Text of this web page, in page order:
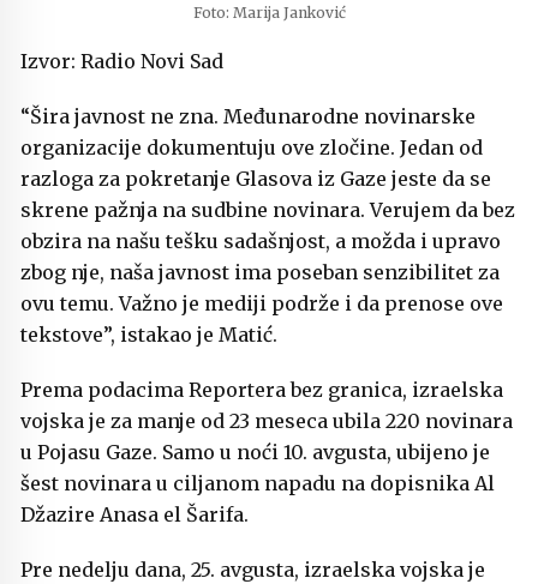
Foto: Marija Janković
Izvor: Radio Novi Sad
“Šira javnost ne zna. Međunarodne novinarske
organizacije dokumentuju ove zločine. Jedan od
razloga za pokretanje Glasova iz Gaze jeste da se
skrene pažnja na sudbine novinara. Verujem da bez
obzira na našu tešku sadašnjost, a možda i upravo
zbog nje, naša javnost ima poseban senzibilitet za
ovu temu. Važno je mediji podrže i da prenose ove
tekstove”, istakao je Matić.
Prema podacima Reportera bez granica, izraelska
vojska je za manje od 23 meseca ubila 220 novinara
u Pojasu Gaze. Samo u noći 10. avgusta, ubijeno je
šest novinara u ciljanom napadu na dopisnika Al
Džazire Anasa el Šarifa.
Pre nedelju dana, 25. avgusta, izraelska vojska je